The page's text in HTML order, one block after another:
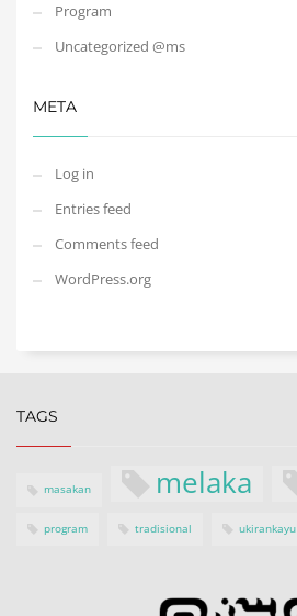
Program
Uncategorized @ms
META
Log in
Entries feed
Comments feed
WordPress.org
TAGS
masakan melaka
program tradisional ukirankayu